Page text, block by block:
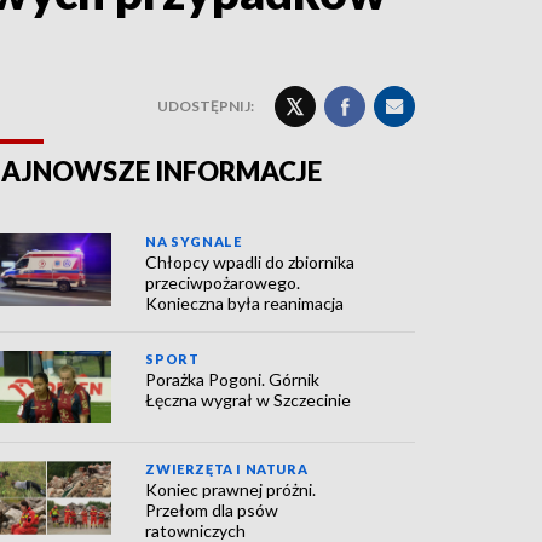
UDOSTĘPNIJ:
INFORMACJE
NA SYGNALE
Chłopcy wpadli do zbiornika
przeciwpożarowego.
Konieczna była reanimacja
SPORT
Porażka Pogoni. Górnik
Łęczna wygrał w Szczecinie
ZWIERZĘTA I NATURA
Koniec prawnej próżni.
Przełom dla psów
ratowniczych